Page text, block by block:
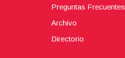
Preguntas Frecuentes
Archivo
Directorio